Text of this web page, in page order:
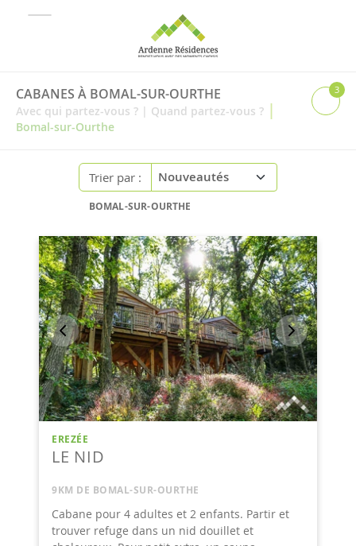
CABANES À BOMAL-SUR-OURTHE
Avec qui partez-vous ? | Quand partez-vous ? |
Bomal-sur-Ourthe
3
Trier par :
BOMAL-SUR-OURTHE